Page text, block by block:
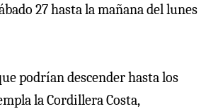
27 hasta la mañana del lunes
podrían descender hasta los
la Cordillera Costa,